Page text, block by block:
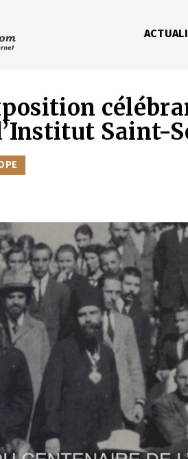
l’Institut Saint-